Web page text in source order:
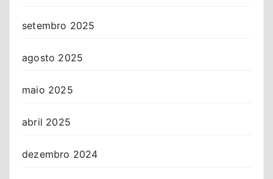
setembro 2025
agosto 2025
maio 2025
abril 2025
dezembro 2024